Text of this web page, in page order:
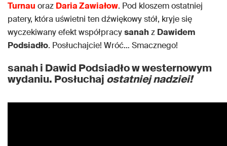
Turnau oraz Daria Zawiałow. Pod kloszem ostatniej
patery, która uświetni ten dźwiękowy stół, kryje się
wyczekiwany efekt współpracysanahz Dawidem
Podsiadło. Posłuchajcie! Wróć… Smacznego!
sanah i Dawid Podsiadło w westernowym
wydaniu. Posłuchaj ostatniej nadziei!